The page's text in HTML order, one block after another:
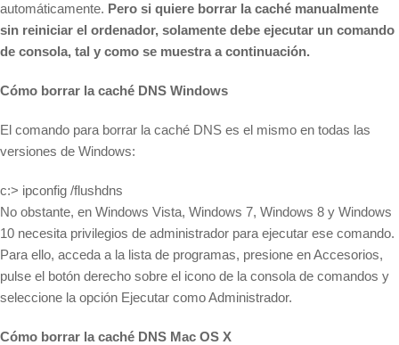
automáticamente. Pero si quiere borrar la caché manualmente
sin reiniciar el ordenador, solamente debe ejecutar un comando
de consola, tal y como se muestra a continuación.
Cómo borrar la caché DNS Windows
El comando para borrar la caché DNS es el mismo en todas las
versiones de Windows:
c:> ipconfig /flushdns
No obstante, en Windows Vista, Windows 7, Windows 8 y Windows
10 necesita privilegios de administrador para ejecutar ese comando.
Para ello, acceda a la lista de programas, presione en Accesorios,
pulse el botón derecho sobre el icono de la consola de comandos y
seleccione la opción Ejecutar como Administrador.
Cómo borrar la caché DNS Mac OS X